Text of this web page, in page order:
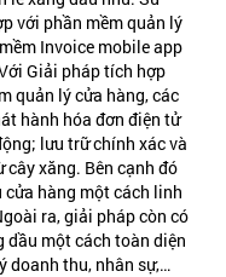
với phần mềm quản lý
Invoice mobile app
Giải pháp tích hợp
quản lý cửa hàng, các
hành hóa đơn điện tử
lưu trữ chính xác và
xăng. Bên cạnh đó
cửa hàng một cách linh
ra, giải pháp còn có
dầu một cách toàn diện
doanh thu, nhân sự,…